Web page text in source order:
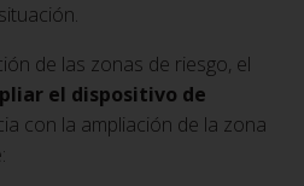
de las zonas de riesgo, el
el dispositivo de
con la ampliación de la zona